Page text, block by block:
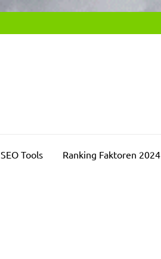
SEO Tools Ranking Faktoren 2024